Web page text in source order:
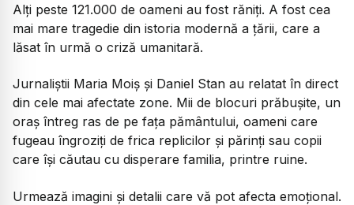
Alți peste 121.000 de oameni au fost răniți. A fost cea
mai mare tragedie din istoria modernă a țării, care a
lăsat în urmă o criză umanitară.
Jurnaliștii Maria Moiș și Daniel Stan au relatat în direct
din cele mai afectate zone. Mii de blocuri prăbușite, un
oraș întreg ras de pe fața pământului, oameni care
fugeau îngroziți de frica replicilor și părinți sau copii
care își căutau cu disperare familia, printre ruine.
Urmează imagini și detalii care vă pot afecta emoțional.